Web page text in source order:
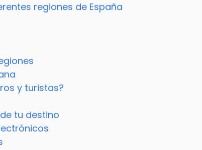
regiones de España
y turistas?
tu destino